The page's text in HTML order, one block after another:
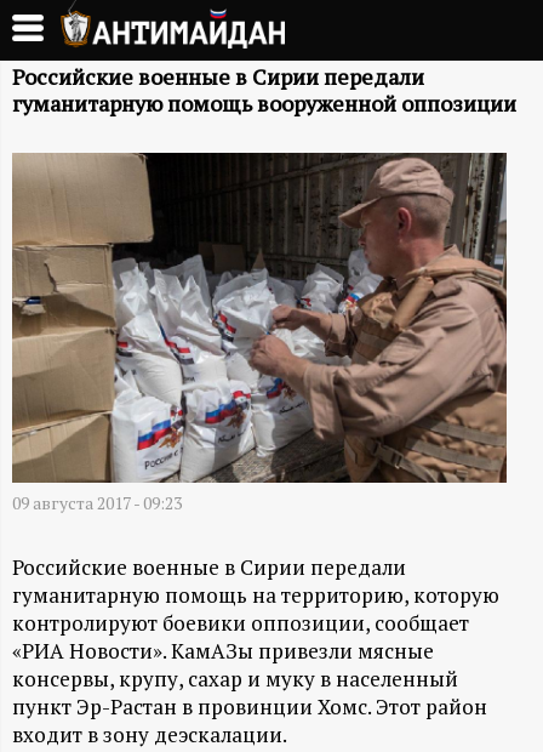
Перейти
основному
содержанию
А
Т
И
М
А
Й
Д
Н
-
и
Российские военные в Сирии передали
гуманитарную помощь вооруженной оппозиции
09 августа 2017 - 09:23
Российские военные в Сирии передали
гуманитарную помощь на территорию, которую
контролируют боевики оппозиции, сообщает
«РИА Новости». КамАЗы привезли мясные
консервы, крупу, сахар и муку в населенный
пункт Эр-Растан в провинции Хомс. Этот район
входит в зону деэскалации.